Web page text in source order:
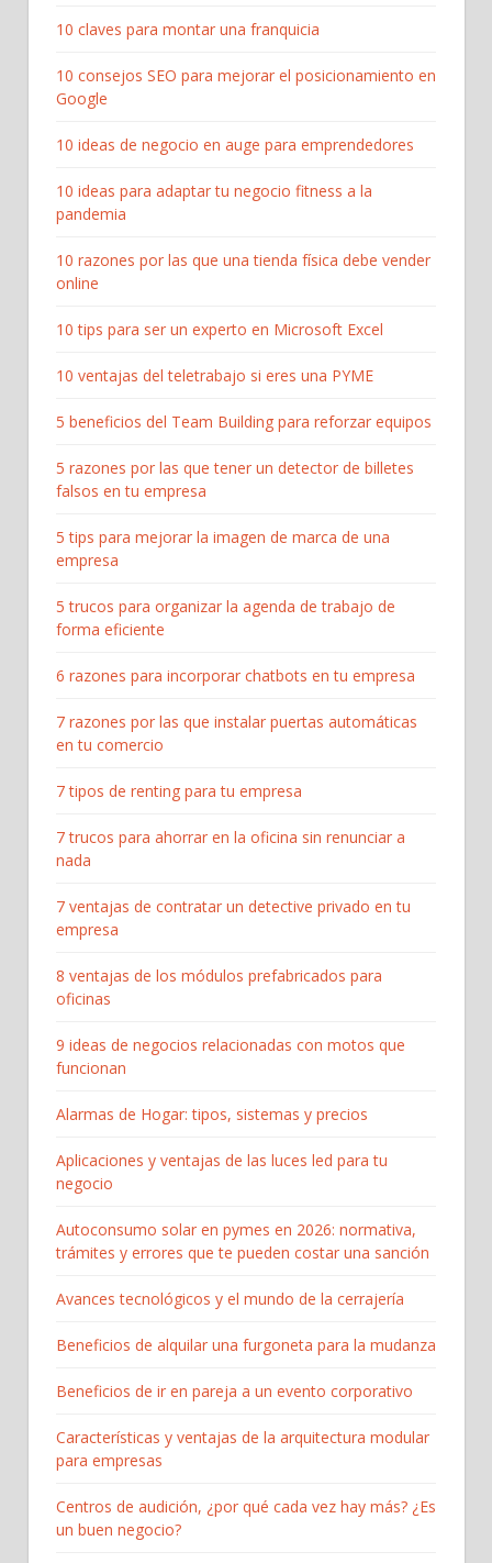
10 claves para montar una franquicia
10 consejos SEO para mejorar el posicionamiento en
Google
10 ideas de negocio en auge para emprendedores
10 ideas para adaptar tu negocio fitness a la
pandemia
10 razones por las que una tienda física debe vender
online
10 tips para ser un experto en Microsoft Excel
10 ventajas del teletrabajo si eres una PYME
5 beneficios del Team Building para reforzar equipos
5 razones por las que tener un detector de billetes
falsos en tu empresa
5 tips para mejorar la imagen de marca de una
empresa
5 trucos para organizar la agenda de trabajo de
forma eficiente
6 razones para incorporar chatbots en tu empresa
7 razones por las que instalar puertas automáticas
en tu comercio
7 tipos de renting para tu empresa
7 trucos para ahorrar en la oficina sin renunciar a
nada
7 ventajas de contratar un detective privado en tu
empresa
8 ventajas de los módulos prefabricados para
oficinas
9 ideas de negocios relacionadas con motos que
funcionan
Alarmas de Hogar: tipos, sistemas y precios
Aplicaciones y ventajas de las luces led para tu
negocio
Autoconsumo solar en pymes en 2026: normativa,
trámites y errores que te pueden costar una sanción
Avances tecnológicos y el mundo de la cerrajería
Beneficios de alquilar una furgoneta para la mudanza
Beneficios de ir en pareja a un evento corporativo
Características y ventajas de la arquitectura modular
para empresas
Centros de audición, ¿por qué cada vez hay más? ¿Es
un buen negocio?